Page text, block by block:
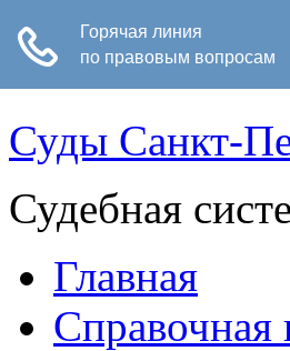
Суды Санкт-
Судебная
Главная